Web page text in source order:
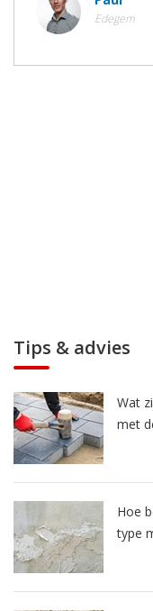
Edegem
Tips & advies
Wat
met
Hoe
type